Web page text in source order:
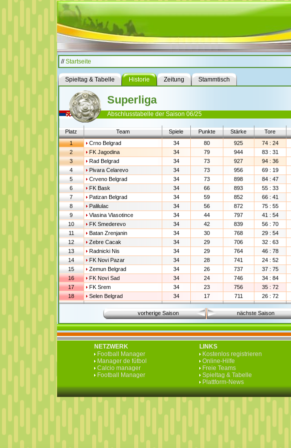
//Startseite
Spieltag & Tabelle Historie Zeitung Stammtisch
Superliga
Abschlusstabelle der Saison 06/25
Platz Team Spiele Punkte Stärke Tore
1
Crno Belgrad 34 80 925 74 : 24
2
FK Jagodina 34 79 944 83 : 31
3
Rad Belgrad 34 73 927 94 : 36
4
Pivara Celarevo 34 73 956 69 : 19
5
Crveno Belgrad 34 73 898 84 : 47
6
FK Bask 34 66 893 55 : 33
7
Patizan Belgrad 34 59 852 66 : 41
8
Palilulac 34 56 872 75 : 55
9
Vlasina Vlasotince 34 44 797 41 : 54
10
FK Smederevo 34 42 839 56 : 70
11
Batan Zrenjanin 34 30 768 29 : 54
12
Zebre Cacak 34 29 706 32 : 63
13
Radnicki Nis 34 29 764 46 : 78
14
FK Novi Pazar 34 28 741 24 : 52
15
Zemun Belgrad 34 26 737 37 : 75
16
FK Novi Sad 34 24 746 34 : 84
17
FK Srem 34 23 756 35 : 72
18
Selen Belgrad 34 17 711 26 : 72
vorherige Saison nächste Saison
NETZWERK
Football Manager
Manager de fútbol
Calcio manager
Football Manager
LINKS
Kostenlos registrieren
Online-Hilfe
Freie Teams
Spieltag & Tabelle
Plattform-News